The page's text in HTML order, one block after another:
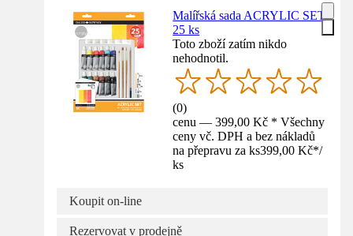
Malířská sada ACRYLIC SET
25 ks
Toto zboží zatím nikdo
nehodnotil.
(0)
cenu — 399,00 Kč * Všechny
ceny vč. DPH a bez nákladů
na přepravu za ks399,00 Kč*/
ks
Koupit on-line
Rezervovat v prodejně